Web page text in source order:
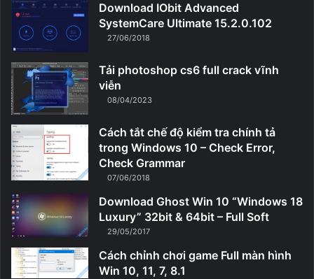
Download IObit Advanced
SystemCare Ultimate 15.2.0.102
27/06/2018
Tải photoshop cs6 full crack vĩnh
viễn
08/04/2023
Cách tắt chế độ kiểm tra chính tả
trong Windows 10 – Check Error,
Check Grammar
07/06/2018
Download Ghost Win 10 “Windows 18
Luxury” 32bit & 64bit – Full Soft
29/05/2017
Cách chỉnh chơi game Full màn hình
Win 10, 11, 7, 8.1